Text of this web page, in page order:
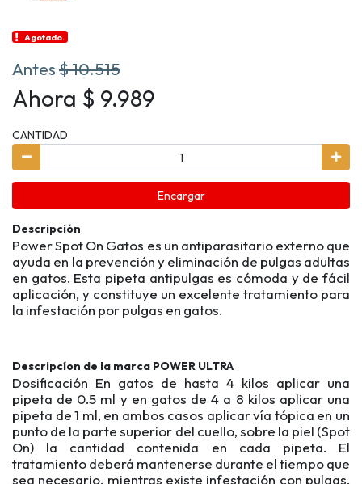
Agotado.
Antes$ 10.515
Ahora $ 9.989
CANTIDAD
Encargar
Descripción
Power Spot On Gatos es un antiparasitario externo que
ayuda en la prevención y eliminación de pulgas adultas
en gatos. Esta pipeta antipulgas es cómoda y de fácil
aplicación, y constituye un excelente tratamiento para
la infestación por pulgas en gatos.
Descripcíon de la marca POWER ULTRA
Dosificación En gatos de hasta 4 kilos aplicar una
pipeta de 0.5 ml y en gatos de 4 a 8 kilos aplicar una
pipeta de 1 ml, en ambos casos aplicar vía tópica en un
punto de la parte superior del cuello, sobre la piel (Spot
On) la cantidad contenida en cada pipeta. El
tratamiento deberá mantenerse durante el tiempo que
sea necesario, mientras existe infestación con pulgas,